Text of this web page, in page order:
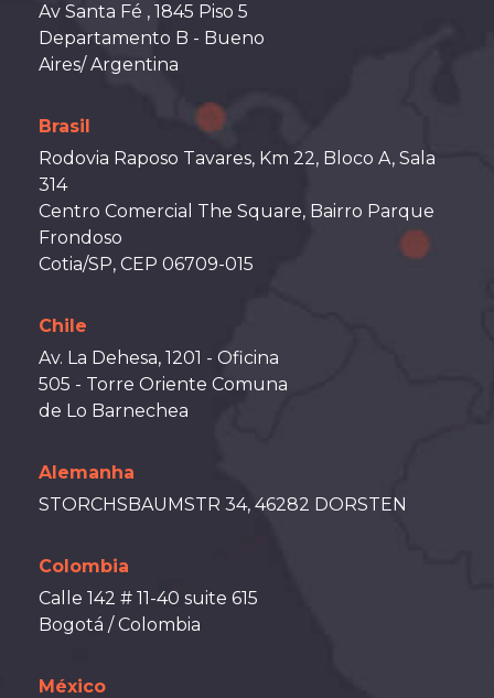
Av Santa Fé , 1845 Piso 5
Departamento B - Bueno
Aires/ Argentina
Brasil
Rodovia Raposo Tavares, Km 22, Bloco A, Sala
314
Centro Comercial The Square, Bairro Parque
Frondoso
Cotia/SP, CEP 06709-015
Chile
Av. La Dehesa, 1201 - Oficina
505 - Torre Oriente Comuna
de Lo Barnechea
Alemanha
STORCHSBAUMSTR 34, 46282 DORSTEN
Colombia
Calle 142 # 11-40 suite 615
Bogotá / Colombia
México